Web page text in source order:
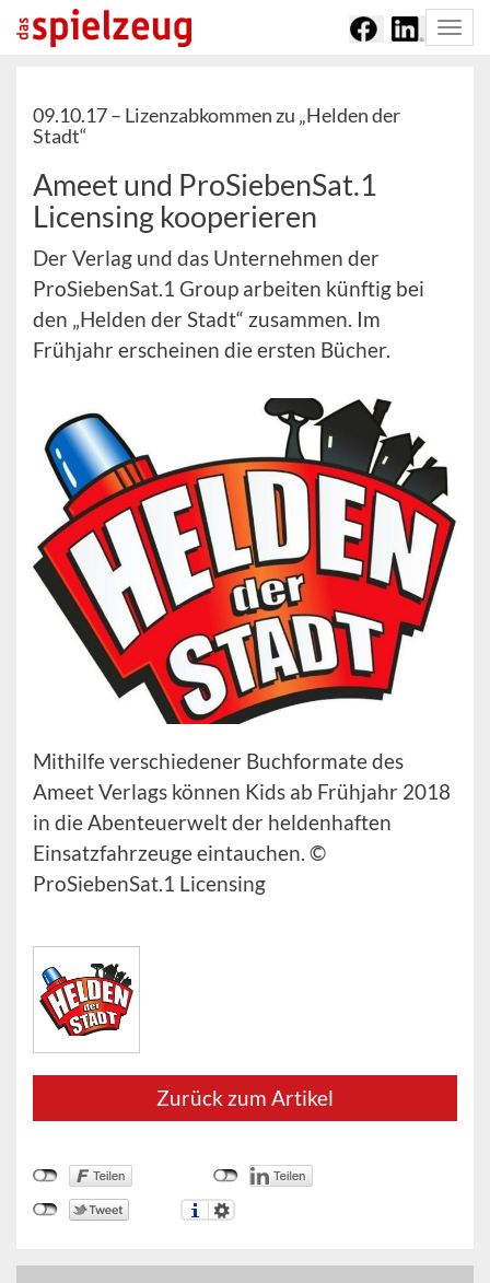
09.10.17 – Lizenzabkommen zu „Helden der
Stadt“
Ameet und ProSiebenSat.1
Licensing kooperieren
Der Verlag und das Unternehmen der
ProSiebenSat.1 Group arbeiten künftig bei
den „Helden der Stadt“ zusammen. Im
Frühjahr erscheinen die ersten Bücher.
Mithilfe verschiedener Buchformate des
Ameet Verlags können Kids ab Frühjahr 2018
in die Abenteuerwelt der heldenhaften
Einsatzfahrzeuge eintauchen. ©
ProSiebenSat.1 Licensing
Zurück zum Artikel